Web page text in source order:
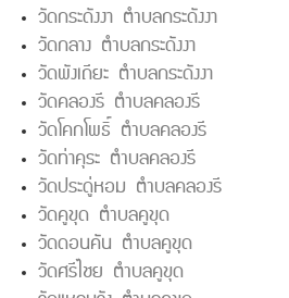
วัดกระดังงา ตำบลกระดังงา
วัดกลาง ตำบลกระดังงา
วัดพังเถียะ ตำบลกระดังงา
วัดคลองรี ตำบลคลองรี
วัดโคกโพธิ์ ตำบลคลองรี
วัดท่าคุระ ตำบลคลองรี
วัดประดู่หอม ตำบลคลองรี
วัดคูขุด ตำบลคูขุด
วัดดอนคัน ตำบลคูขุด
วัดศรีไชย ตำบลคูขุด